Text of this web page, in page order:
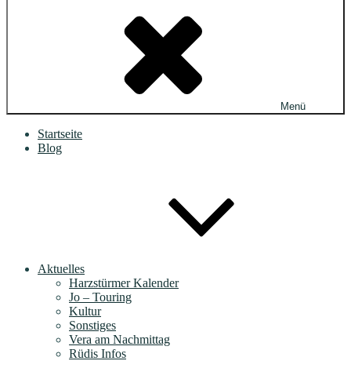
Menü
Startseite
Blog
Aktuelles
Harzstürmer Kalender
Jo – Touring
Kultur
Sonstiges
Vera am Nachmittag
Rüdis Infos